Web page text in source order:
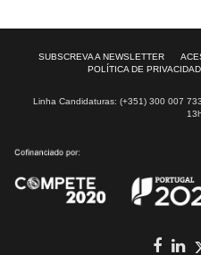
SUBSCREVA A NEWSLETTER
POLÍTICA DE
Linha Candidaturas: (+351) 300 007